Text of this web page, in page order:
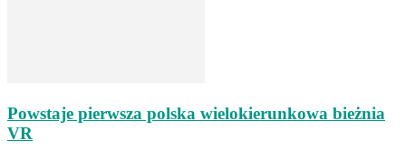
Powstaje pierwsza polska wielokierunkowa bieżnia
VR